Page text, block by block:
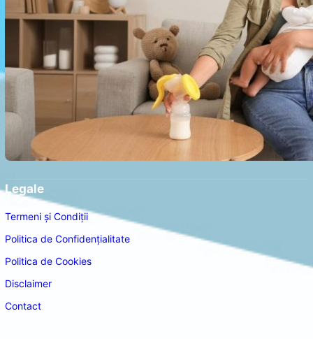
Legale
Termeni și Condiții
Politica de Confidențialitate
Politica de Cookies
Disclaimer
Contact